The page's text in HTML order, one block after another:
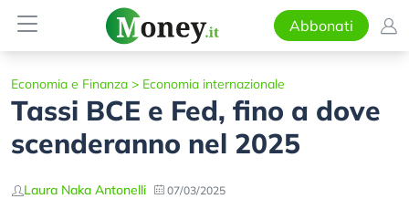
Abbonati
Economia e Finanza > Economia internazionale
Tassi BCE e Fed, fino a dove
scenderanno nel 2025
Laura Naka Antonelli 07/03/2025